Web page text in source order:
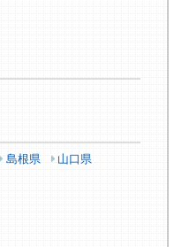
島根県 山口県